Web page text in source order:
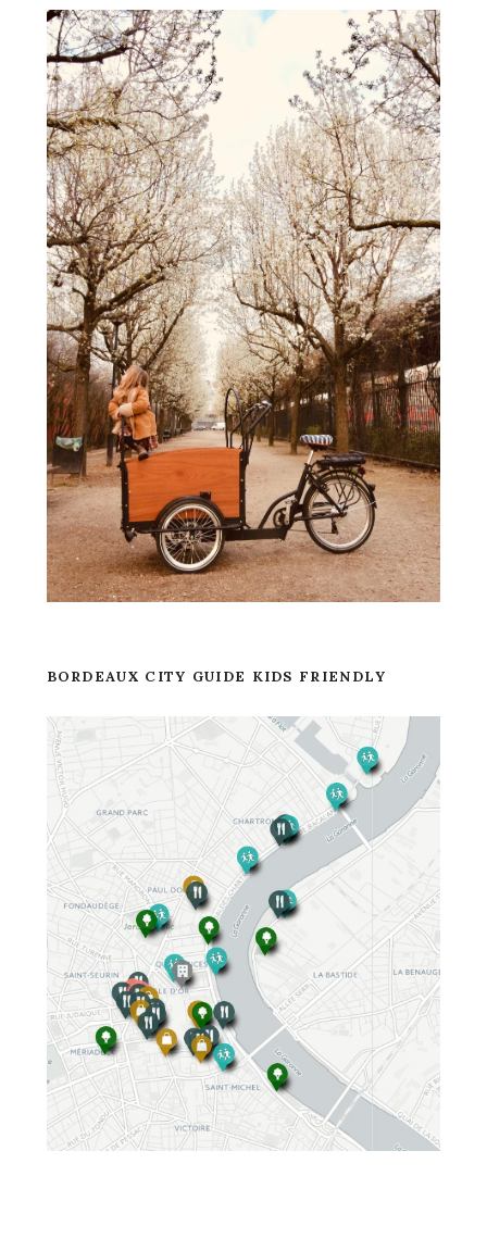
BORDEAUX CITY GUIDE KIDS FRIENDLY